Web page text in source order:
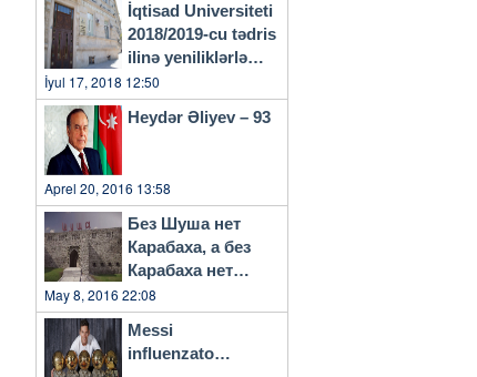
İqtisad Universiteti
2018/2019-cu tədris
ilinə yeniliklərlə
başlayacaq
İyul 17, 2018 12:50
Heydər Əliyev – 93
Aprel 20, 2016 13:58
Без Шуша нет
Карабаха, а без
Карабаха нет
Азербайджана…
May 8, 2016 22:08
Messi
influenzato…